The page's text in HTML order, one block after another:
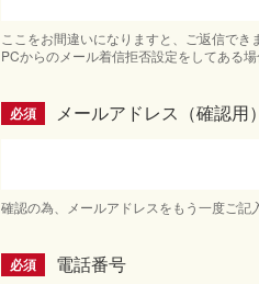
ここをお間違いになりますと、ご返信でき
PCからのメール着信拒否設定をしてある
必須 メールアドレス（確認用）
確認の為、メールアドレスをもう一度ご記
必須 電話番号